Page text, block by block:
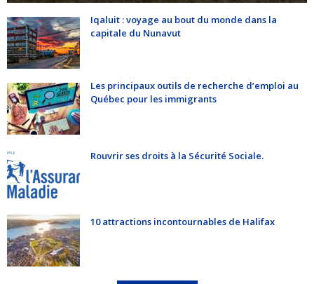
Iqaluit : voyage au bout du monde dans la
capitale du Nunavut
Les principaux outils de recherche d’emploi au
Québec pour les immigrants
Rouvrir ses droits à la Sécurité Sociale.
10 attractions incontournables de Halifax